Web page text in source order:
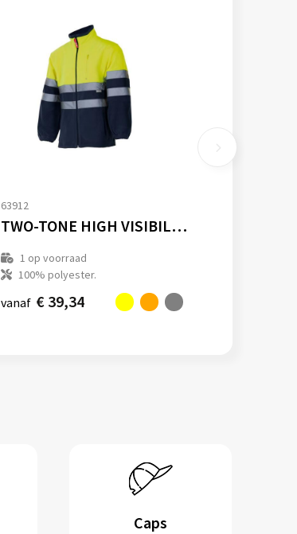
63912
TWO-TONE HIGH VISIBILITY FLEECE JACKET
1 op voorraad
100% polyester.
vanaf € 39,34
Caps